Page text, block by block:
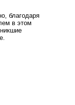
благодаря
в этом